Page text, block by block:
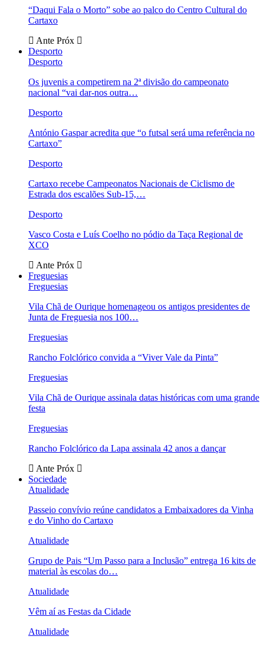
“Daqui Fala o Morto” sobe ao palco do Centro Cultural do
Cartaxo
Ante Próx
Desporto
Desporto
Os juvenis a competirem na 2ª divisão do campeonato
nacional “vai dar-nos outra…
Desporto
António Gaspar acredita que “o futsal será uma referência no
Cartaxo”
Desporto
Cartaxo recebe Campeonatos Nacionais de Ciclismo de
Estrada dos escalões Sub-15,…
Desporto
Vasco Costa e Luís Coelho no pódio da Taça Regional de
XCO
Ante Próx
Freguesias
Freguesias
Vila Chã de Ourique homenageou os antigos presidentes de
Junta de Freguesia nos 100…
Freguesias
Rancho Folclórico convida a “Viver Vale da Pinta”
Freguesias
Vila Chã de Ourique assinala datas históricas com uma grande
festa
Freguesias
Rancho Folclórico da Lapa assinala 42 anos a dançar
Ante Próx
Sociedade
Atualidade
Passeio convívio reúne candidatos a Embaixadores da Vinha
e do Vinho do Cartaxo
Atualidade
Grupo de Pais “Um Passo para a Inclusão” entrega 16 kits de
material às escolas do…
Atualidade
Vêm aí as Festas da Cidade
Atualidade